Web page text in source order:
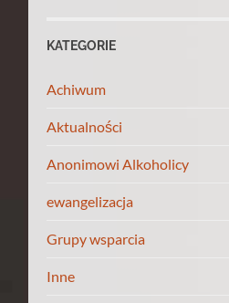
KATEGORIE
Achiwum
Aktualności
Anonimowi Alkoholicy
ewangelizacja
Grupy wsparcia
Inne